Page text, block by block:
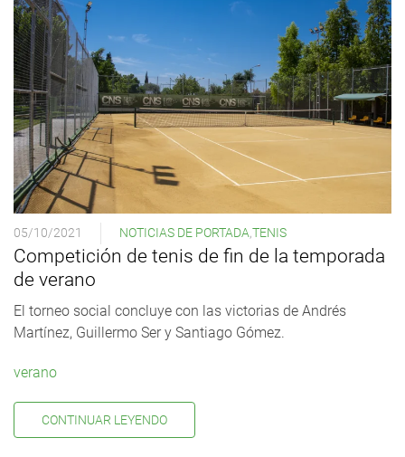
05/10/2021 NOTICIAS DE PORTADA,TENIS
Competición de tenis de fin de la temporada
de verano
El torneo social concluye con las victorias de Andrés
Martínez, Guillermo Ser y Santiago Gómez.
verano
CONTINUAR LEYENDO